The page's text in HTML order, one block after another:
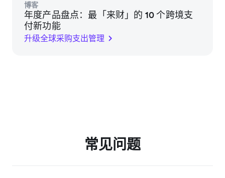
博客
年度产品盘点：最「来财」的 10 个跨境支
付新功能
升级全球采购支出管理
常见问题